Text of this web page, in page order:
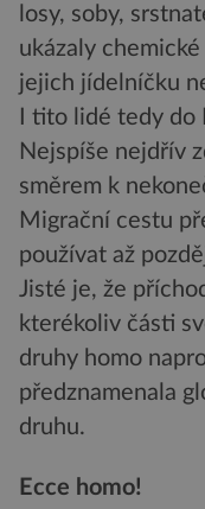
losy, soby,
ukázaly
jejich jídelníčku
I tito lidé tedy do
Nejspíše nejdřív
směrem k
Migrační cestu
používat až
Jisté je, že
kterékoliv části
druhy homo
předznamenala
druhu.
Ecce homo!